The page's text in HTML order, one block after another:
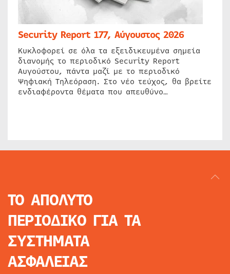
Security Report 177, Αύγουστος 2026
Κυκλοφορεί σε όλα τα εξειδικευμένα σημεία
διανομής το περιοδικό Security Report
Αυγούστου, πάντα μαζί με το περιοδικό
Ψηφιακή Τηλεόραση. Στο νέο τεύχος, θα βρείτε
ενδιαφέροντα θέματα που απευθύνο…
ΤΟ ΑΠΟΛΥΤΟ
ΠΕΡΙΟΔΙΚΟ ΓΙΑ ΤΑ
ΣΥΣΤΗΜΑΤΑ
ΑΣΦΑΛΕΙΑΣ